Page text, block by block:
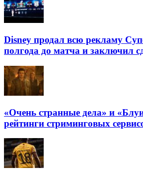
Disney продал всю рекламу
полгода до матча и заключил
«Очень странные дела» и
рейтинги стриминговых